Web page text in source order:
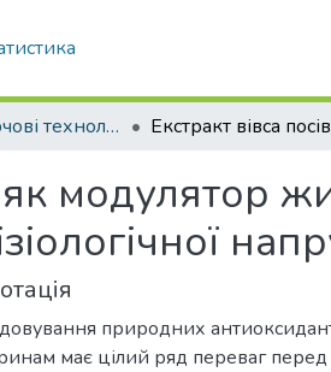
Кафедра Харчові технологіі та готельно-ресторанна справа
як модулятор
природних
має цілий ряд переваг